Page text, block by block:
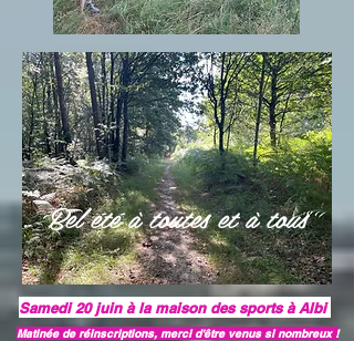
Bel été à toutes et à tous
Samedi 20 juin à la maison des sports à Albi
Matinée de réinscriptions, merci d'être venus si nombreux !